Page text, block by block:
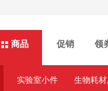
商品
实验室小件 生物耗
商品 促销 领